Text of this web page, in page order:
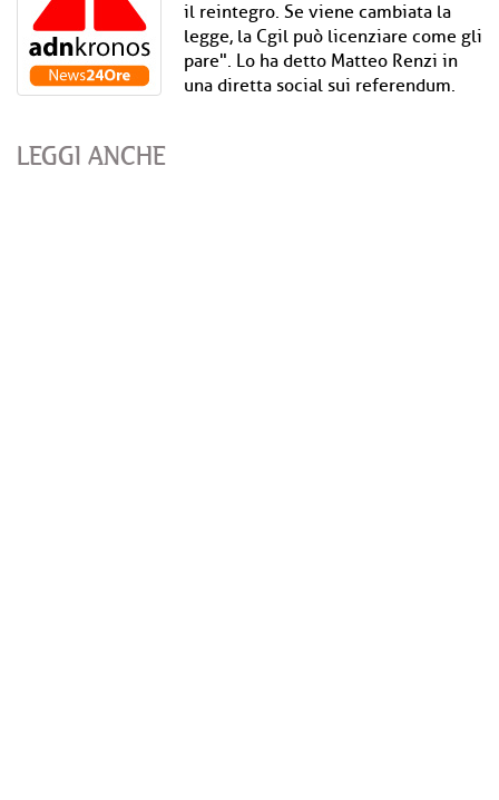
il reintegro. Se viene cambiata la
legge, la Cgil può licenziare come gli
pare". Lo ha detto Matteo Renzi in
una diretta social sui referendum.
LEGGI ANCHE